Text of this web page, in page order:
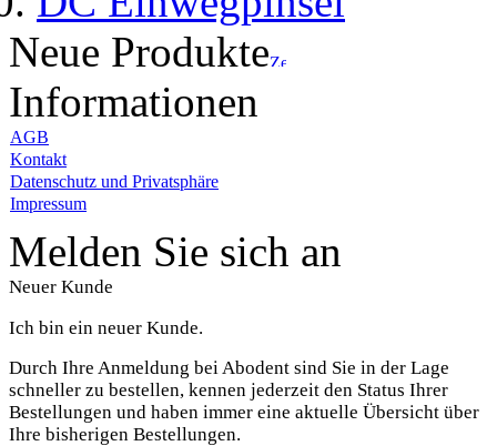
Neue Produkte
Informationen
AGB
Kontakt
Datenschutz und Privatsphäre
Impressum
Melden Sie sich an
Neuer Kunde
Ich bin ein neuer Kunde.
Durch Ihre Anmeldung bei Abodent sind Sie in der Lage
schneller zu bestellen, kennen jederzeit den Status Ihrer
Bestellungen und haben immer eine aktuelle Übersicht über
Ihre bisherigen Bestellungen.